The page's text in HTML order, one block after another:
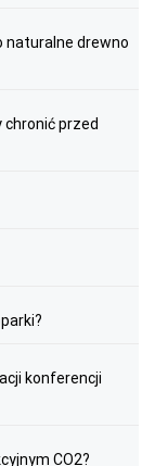
naturalne drewno
chronić przed
konferencji
CO2?